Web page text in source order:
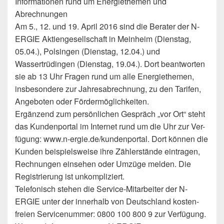
Abrechnungen
Am 5., 12. und 19. April 2016 sind die Berater der N-
ERGIE Aktiengesellschaft in Meinheim (Dienstag,
05.04.), Polsingen (Dienstag, 12.04.) und
Wassertrüdingen (Dienstag, 19.04.). Dort beantworten
sie ab 13 Uhr Fragen rund um alle Energiethemen,
insbesondere zur Jahresabrechnung, zu den Tarifen,
Angeboten oder Fördermöglichkeiten.
Ergänzend zum persönlichen Gespräch „vor Ort“ steht
das Kundenportal im Internet rund um die Uhr zur Ver-
fügung: www.n-ergie.de/kundenportal. Dort können die
Kunden beispielsweise ihre Zählerstände eintragen,
Rechnungen einsehen oder Umzüge melden. Die
Registrierung ist unkompliziert.
Telefonisch stehen die Service-Mitarbeiter der N-
ERGIE unter der innerhalb von Deutschland kosten-
freien Servicenummer: 0800 100 800 9 zur Verfügung.